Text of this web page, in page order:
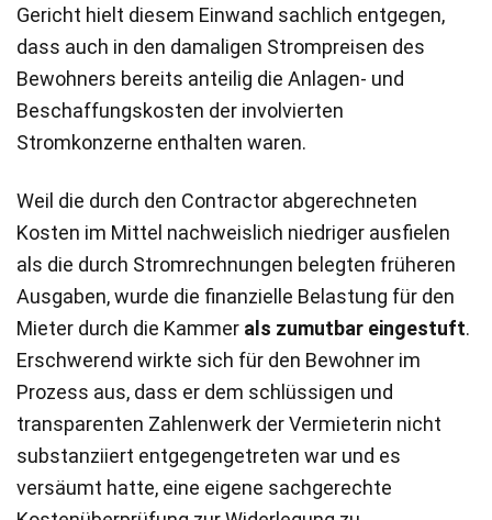
Gericht hielt diesem Einwand sachlich entgegen,
dass auch in den damaligen Strompreisen des
Bewohners bereits anteilig die Anlagen- und
Beschaffungskosten der involvierten
Stromkonzerne enthalten waren.
Weil die durch den Contractor abgerechneten
Kosten im Mittel nachweislich niedriger ausfielen
als die durch Stromrechnungen belegten früheren
Ausgaben, wurde die finanzielle Belastung für den
Mieter durch die Kammer als zumutbar eingestuft.
Erschwerend wirkte sich für den Bewohner im
Prozess aus, dass er dem schlüssigen und
transparenten Zahlenwerk der Vermieterin nicht
substanziiert entgegengetreten war und es
versäumt hatte, eine eigene sachgerechte